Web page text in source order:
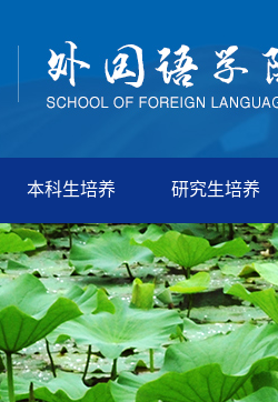
本科生培养 研究生培养